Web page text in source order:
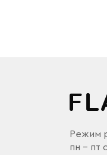
Режим
пн - пт